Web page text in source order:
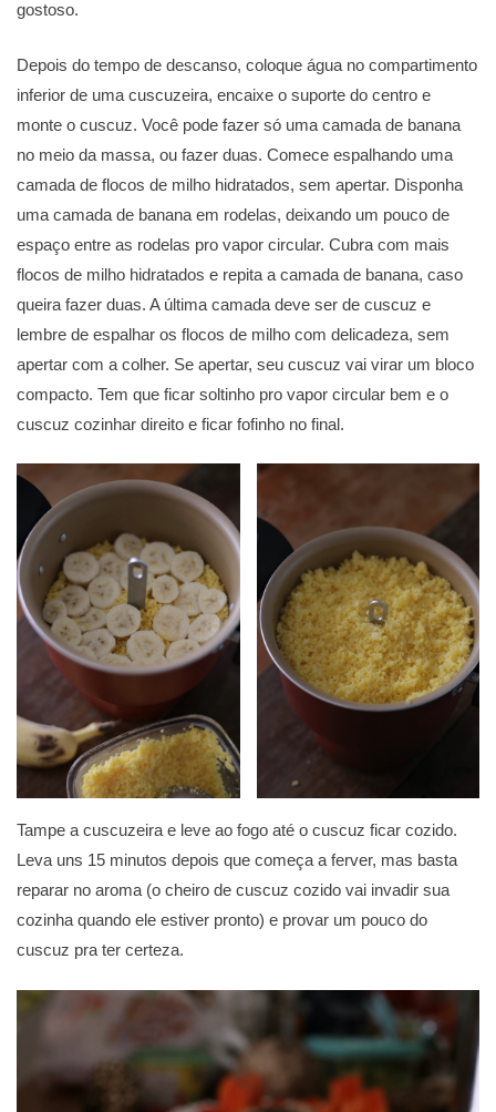
gostoso.
Depois do tempo de descanso, coloque água no compartimento
inferior de uma cuscuzeira, encaixe o suporte do centro e
monte o cuscuz. Você pode fazer só uma camada de banana
no meio da massa, ou fazer duas. Comece espalhando uma
camada de flocos de milho hidratados, sem apertar. Disponha
uma camada de banana em rodelas, deixando um pouco de
espaço entre as rodelas pro vapor circular. Cubra com mais
flocos de milho hidratados e repita a camada de banana, caso
queira fazer duas. A última camada deve ser de cuscuz e
lembre de espalhar os flocos de milho com delicadeza, sem
apertar com a colher. Se apertar, seu cuscuz vai virar um bloco
compacto. Tem que ficar soltinho pro vapor circular bem e o
cuscuz cozinhar direito e ficar fofinho no final.
Tampe a cuscuzeira e leve ao fogo até o cuscuz ficar cozido.
Leva uns 15 minutos depois que começa a ferver, mas basta
reparar no aroma (o cheiro de cuscuz cozido vai invadir sua
cozinha quando ele estiver pronto) e provar um pouco do
cuscuz pra ter certeza.